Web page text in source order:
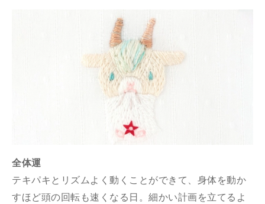
全体運
テキパキとリズムよく動くことができて、身体を動か
すほど頭の回転も速くなる日。細かい計画を立てるよ